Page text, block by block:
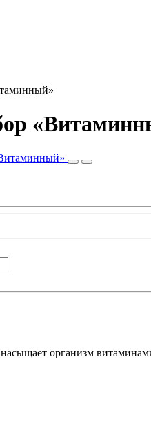
организм